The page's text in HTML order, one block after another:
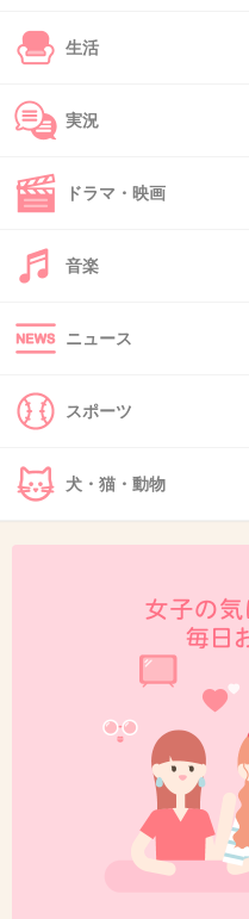
43. 匿名
テレビ東京でやるのか、地
44. 匿名
ちょっと見てみたいｗあん
役柄は、彼にはピッタリな
栗原類さんは、黒いオーラ
個人的には、お近づきに
謎の高校生役なんてぴっ
テレ東だからリアルタイ
生活
実況
ドラマ・映画
音楽
ニュース
スポーツ
犬・猫・動物